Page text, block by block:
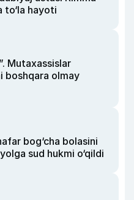
to‘la hayoti
Mutaxassislar
boshqara olmay
bog‘cha bolasini
sud hukmi o‘qildi